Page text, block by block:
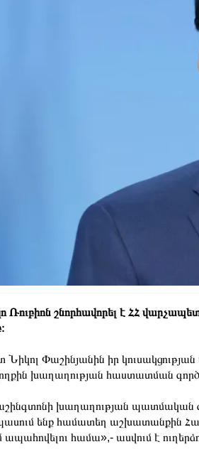
շնորհավորել է ՀՀ վարչապետ
Փաշինյանին իր
խաղաղության հաստատման
խաղաղության
ենք համատեղ աշխատանքին
ապահովելու համա»,- ասվում է